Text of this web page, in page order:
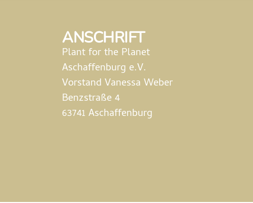
ANSCHRIFT
Plant for the Planet
Aschaffenburg e.V.
Vorstand Vanessa Weber
Benzstraße 4
63741 Aschaffenburg